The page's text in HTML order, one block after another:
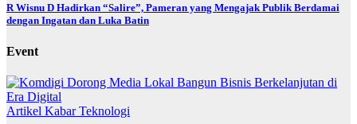
R Wisnu D Hadirkan “Salire”, Pameran yang Mengajak Publik Berdamai
dengan Ingatan dan Luka Batin
Event
Artikel KabarTeknologi